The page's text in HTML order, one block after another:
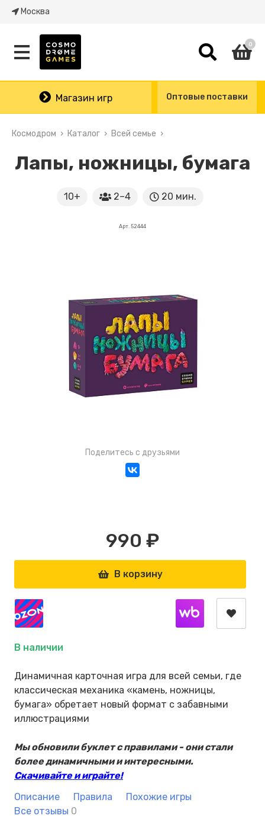
Москва
0
Магазин игр Оптовые поставки
Космодром Каталог Всей семье
Лапы, ножницы, бумага
10+ 2–4 20 мин.
Арт. 52444
Поделитесь с друзьями
990 ₽
В корзину
В наличии
Динамичная карточная игра для всей семьи, где
классическая механика «камень, ножницы,
бумага» обретает новый формат с забавными
иллюстрациями
Мы обновили буклет с правилами - они стали
более динамичными и интересными.
Скачивайте и играйте!
Описание
Правила
Похожие игры
Все отзывы 0